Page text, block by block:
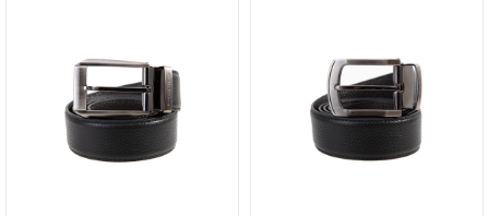
皮革保養 LEATHER CARE
女士夾款 LADIES' WALLET
中性商品 UNISEX BAG/SLG
關於 CHIARUGI
女士包款 LADIES' BAG
女士夾款 LADIES' WALLET
中性商品 UNISEX BAG/SLG
男士夾款 MEN'S WALLET
男士皮帶 MEN'S BELT
女士包款 LADIES' BAG
男士包款 MEN'S BAG
男士夾款 MEN'S WALLET
男士皮帶 MEN'S BELT
期間限定 limited edition
珍藏 THE BRIDGE (TB SPECIAL)